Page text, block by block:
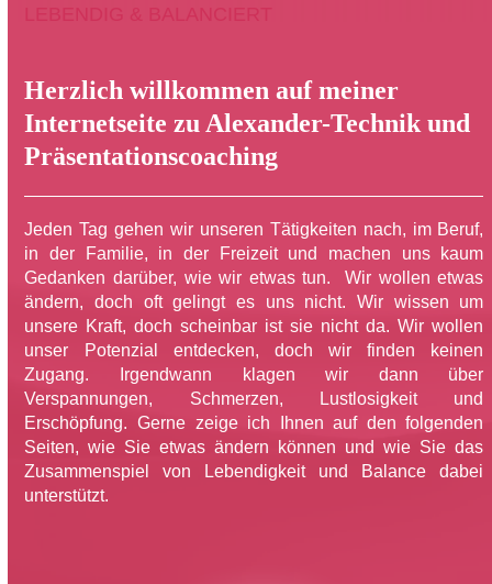
menu
menu
Herzlich willkommen auf meiner
Internetseite zu Alexander-Technik und
Präsentationscoaching
Jeden Tag gehen wir unseren Tätigkeiten nach, im Beruf,
in der Familie, inder Freizeit und machen uns kaum
Gedanken darüber, wie wir etwas tun.Wir wollen etwas
ändern, doch oftgelingt es uns nicht.Wir wissen um
unsere Kraft, dochscheinbar ist sie nicht da.Wir wollen
unser Potenzial entdecken, doch wir finden keinen
Zugang.
Irgendwann klagen wir dann über
Verspannungen, Schmerzen,
Lustlosigkeit und
Erschöpfung. Gerne zeige ich Ihnen auf den folgenden
Seiten, wie Sie etwas ändern können und wie Sie das
Zusammenspiel von Lebendigkeit und Balancedabei
unterstützt.